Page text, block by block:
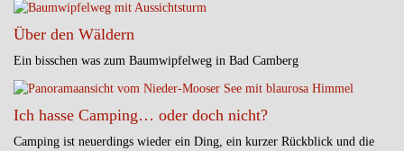
Über den Wäldern
Ein bisschen was zum Baumwipfelweg in Bad Camberg
Ich hasse Camping… oder doch nicht?
Camping ist neuerdings wieder ein Ding, ein kurzer Rückblick und die